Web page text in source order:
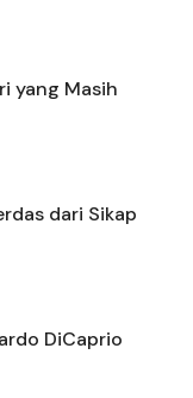
yang Masih
dari Sikap
DiCaprio